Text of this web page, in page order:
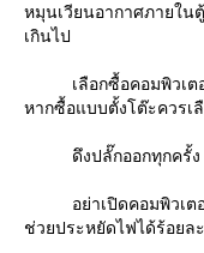
หมุนเวียนอากาศภายใน
เกินไป
เลือกซื้อคอมพิวเตอ
หากซื้อแบบตั้งโต๊ะควรเ
ดึงปลั๊กออกทุกครั้ง เ
อย่าเปิดคอมพิวเตอร์
ช่วยประหยัดไฟได้ร้อยล